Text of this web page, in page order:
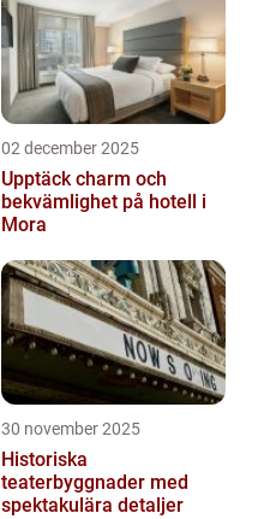
02 december 2025
Upptäck charm och
bekvämlighet på hotell i
Mora
30 november 2025
Historiska
teaterbyggnader med
spektakulära detaljer